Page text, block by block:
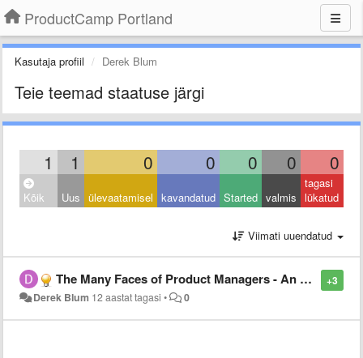
ProductCamp Portland
Kasutaja profiil Derek Blum
Teie teemad staatuse järgi
1 1 0 0 0 0 0
Kõik Uus ülevaatamisel kavandatud Started valmis
tagasi
lükatud
Viimati uuendatud
+3
The Many Faces of Product Managers - An Exploration of our similarities and differences
Derek Blum 12 aastat tagasi • 0